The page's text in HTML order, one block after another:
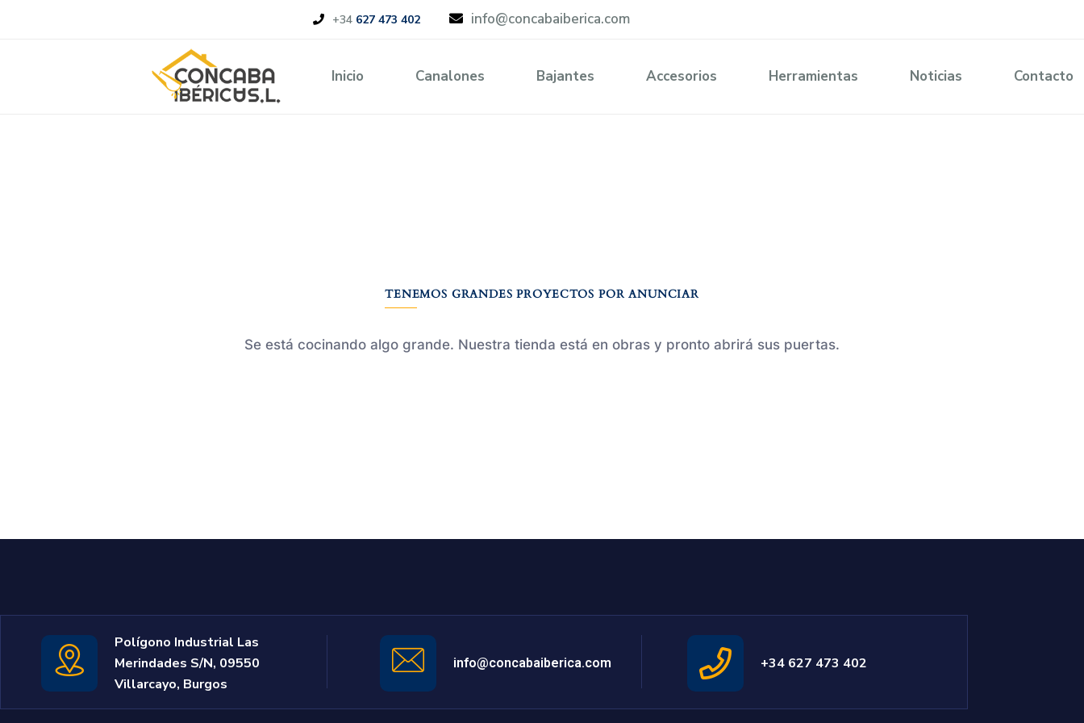
+34 627 473 402 info@concabaiberica.com
Inicio Canalones Bajantes Accesorios Herramientas Noticias Contacto
TENEMOS GRANDES PROYECTOS POR ANUNCIAR
Se está cocinando algo grande. Nuestra tienda está en obras y pronto abrirá sus puertas.
Polígono Industrial Las
Merindades S/N, 09550
Villarcayo, Burgos
info@concabaiberica.com +34 627 473 402